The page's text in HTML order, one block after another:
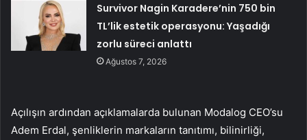
Survivor Nagin Karadere’nin 750 bin
TL’lik estetik operasyonu: Yaşadığı
zorlu süreci anlattı
Ağustos 7, 2026
Açılışın ardından açıklamalarda bulunan Modalog CEO’su
Adem Erdal, şenliklerin markaların tanıtımı, bilinirliği,